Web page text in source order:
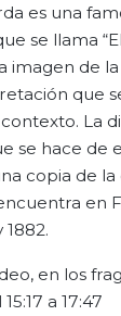
es una
se llama
imagen de
que
La
se hace de
copia de la
en
en los
a 17:47